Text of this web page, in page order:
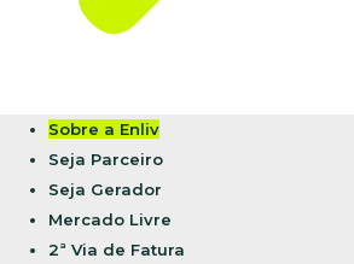
Sobre a Enliv
Seja Parceiro
Seja Gerador
Mercado Livre
2ª Via de Fatura